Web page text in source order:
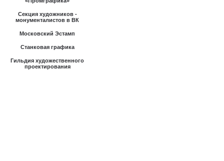
Секция художников -
монументалистов в ВК
Московский Эстамп
Станковая графика
Гильдия художественного
проектирования